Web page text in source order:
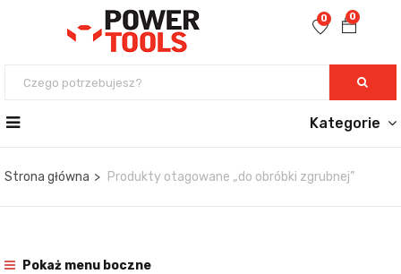
0
0
Kategorie
Strona główna Produkty otagowane „do obróbki zgrubnej”
Pokaż menu boczne